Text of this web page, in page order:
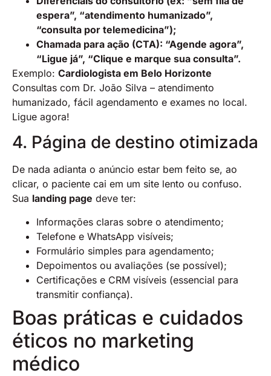
espera”, “atendimento humanizado”,
“consulta por telemedicina”);
Chamada para ação (CTA): “Agende agora”,
“Ligue já”, “Clique e marque sua consulta”.
Exemplo: Cardiologista em Belo Horizonte
Consultas com Dr. João Silva – atendimento
humanizado, fácil agendamento e exames no local.
Ligue agora!
4. Página de destino otimizada
De nada adianta o anúncio estar bem feito se, ao
clicar, o paciente cai em um site lento ou confuso.
Sua landing page deve ter:
Informações claras sobre o atendimento;
Telefone e WhatsApp visíveis;
Formulário simples para agendamento;
Depoimentos ou avaliações (se possível);
Certificações e CRM visíveis (essencial para
transmitir confiança).
Boas práticas e cuidados
éticos no marketing
médico